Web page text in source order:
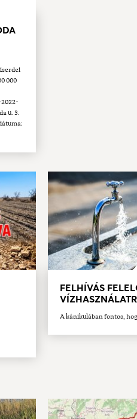
000
2022-
u. 3.
FELHÍVÁS
A kánikulában fontos,